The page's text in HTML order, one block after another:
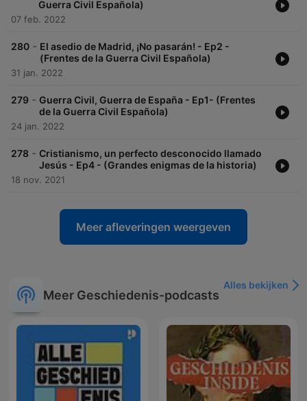
Guerra Civil Española)
07 feb. 2022
280 - El asedio de Madrid, ¡No pasarán! - Ep2 -
(Frentes de la Guerra Civil Española)
31 jan. 2022
279 - Guerra Civil, Guerra de España - Ep1- (Frentes
de la Guerra Civil Española)
24 jan. 2022
278 - Cristianismo, un perfecto desconocido llamado
Jesús - Ep4 - (Grandes enigmas de la historia)
18 nov. 2021
Meer afleveringen weergeven
Meer Geschiedenis-podcasts
Alles bekijken